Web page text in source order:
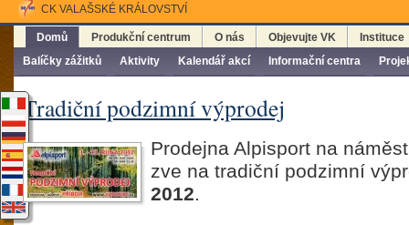
CK VALAŠSKÉ KRÁLOVSTVÍ
Domů
Balíčky zážitků
Aktivity Kalendář akcí Informační centra
Produkční centrum O nás Objevujte VK Instituce
Tradiční podzimní výprodej
Prodejna Alpisport na
zve na tradiční podzimní
2012.